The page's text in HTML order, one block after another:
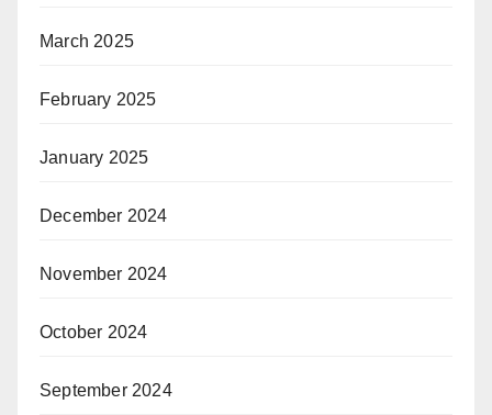
March 2025
February 2025
January 2025
December 2024
November 2024
October 2024
September 2024